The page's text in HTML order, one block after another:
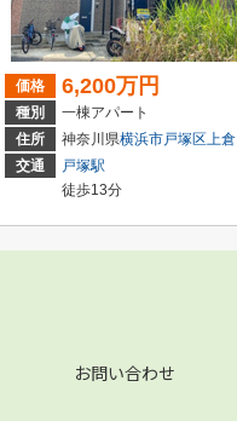
５丁目
価格 6,200万円
種別
一棟アパート
住所
神奈川県横浜市戸塚区上倉田町
交通
戸塚駅
徒歩13分
お問い合わせ